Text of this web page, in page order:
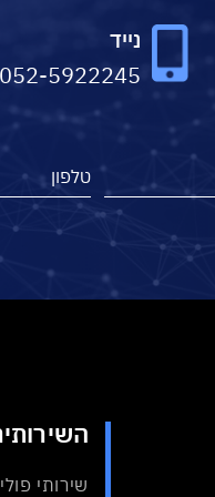
נייד
052-5922245
שירותי